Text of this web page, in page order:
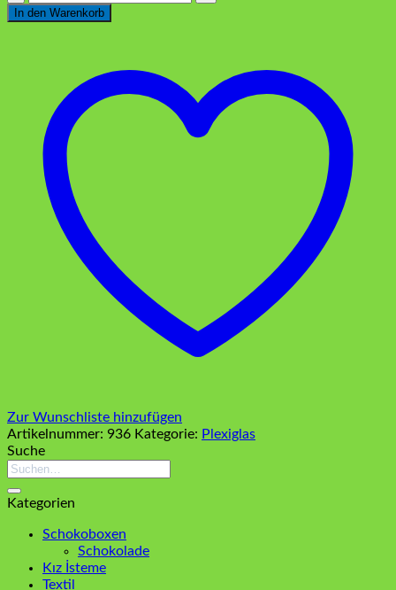
Buchstaben
"U"
In den Warenkorb
Zur Wunschliste hinzufügen
Artikelnummer: 936 Kategorie: Plexiglas
Suche
Suchen
Kategorien
Schokoboxen
Schokolade
Kız İsteme
Textil